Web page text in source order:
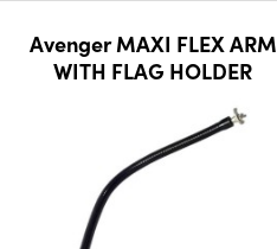
Avenger MAXI FLEX ARM
WITH FLAG HOLDER